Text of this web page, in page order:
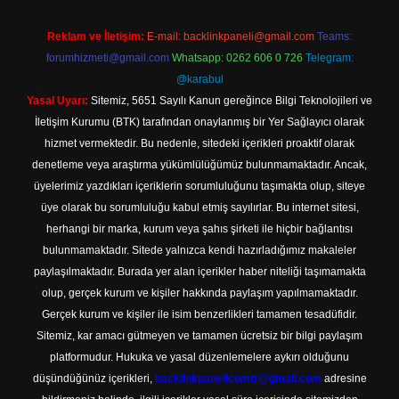
Reklam ve İletişim: E-mail: backlinkpaneli@gmail.com Teams:
forumhizmeti@gmail.com Whatsapp: 0262 606 0 726 Telegram:
@karabul
Yasal Uyarı: Sitemiz, 5651 Sayılı Kanun gereğince Bilgi Teknolojileri ve
İletişim Kurumu (BTK) tarafından onaylanmış bir Yer Sağlayıcı olarak
hizmet vermektedir. Bu nedenle, sitedeki içerikleri proaktif olarak
denetleme veya araştırma yükümlülüğümüz bulunmamaktadır. Ancak,
üyelerimiz yazdıkları içeriklerin sorumluluğunu taşımakta olup, siteye
üye olarak bu sorumluluğu kabul etmiş sayılırlar. Bu internet sitesi,
herhangi bir marka, kurum veya şahıs şirketi ile hiçbir bağlantısı
bulunmamaktadır. Sitede yalnızca kendi hazırladığımız makaleler
paylaşılmaktadır. Burada yer alan içerikler haber niteliği taşımamakta
olup, gerçek kurum ve kişiler hakkında paylaşım yapılmamaktadır.
Gerçek kurum ve kişiler ile isim benzerlikleri tamamen tesadüfidir.
Sitemiz, kar amacı gütmeyen ve tamamen ücretsiz bir bilgi paylaşım
platformudur. Hukuka ve yasal düzenlemelere aykırı olduğunu
düşündüğünüz içerikleri, backlinkpanelicomtr@gmail.com adresine